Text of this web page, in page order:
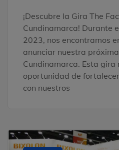
¡Descubre la Gira The
Cundinamarca! Durante
2023, nos encontramos
anunciar nuestra
Cundinamarca. Esta gira
oportunidad de
con nuestros